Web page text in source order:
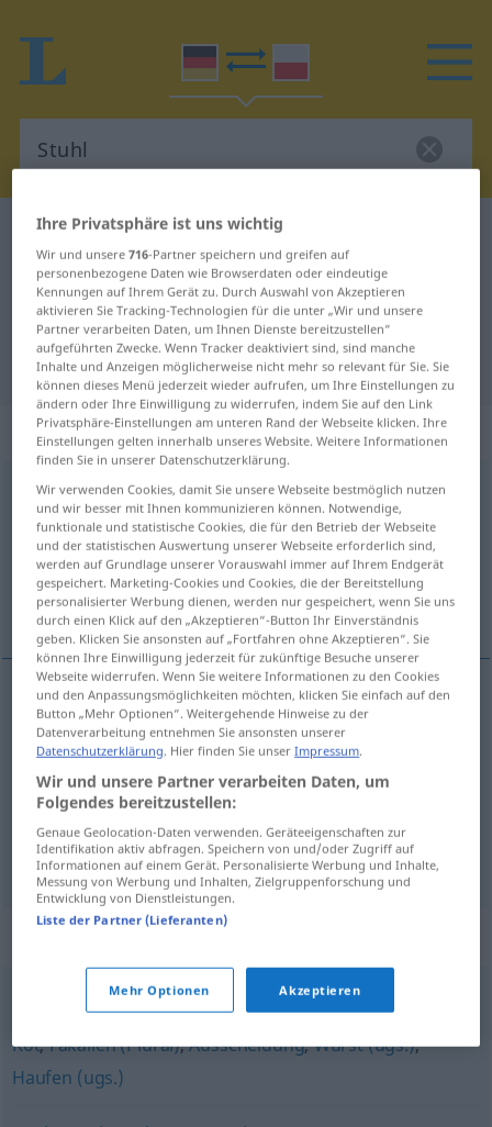
Deutsch-Polnisch Wörterbuch
Deutsch-Polnisch Übersetzung für
"Stuhl"
"Stuhl" Polnisch Übersetzung
„Stuhl“: Maskulinum
Stuhlm <-[e]s;Stühle >
Übersicht aller Übersetzungen
(Für mehr Details die Übersetzung anklicken/antippen)
krzesło, stołek, stolec
krzesło Stuhl
stołek Stuhl FIG
stolec StuhlExkremente
Scheiße (derb),Losung (Jägersprache),Kacke (derb)
Kot,Fäkalien (Plural),Ausscheidung,Wurst (ugs.),
Haufen (ugs.)
Ihre Privatsphäre ist uns wichtig
Wir und unsere716-Partner speichern und greifen auf
personenbezogene Daten wie Browserdaten oder eindeutige
Kennungen auf Ihrem Gerät zu. Durch Auswahl von Akzeptieren
aktivieren Sie Tracking-Technologien für die unter „Wir und unsere
Partner verarbeiten Daten, um Ihnen Dienste bereitzustellen“
aufgeführten Zwecke. Wenn Tracker deaktiviert sind, sind manche
Inhalte und Anzeigen möglicherweise nicht mehr so relevant für Sie. Sie
können dieses Menü jederzeit wieder aufrufen, um Ihre Einstellungen zu
ändern oder Ihre Einwilligung zu widerrufen, indem Sie auf den Link
Privatsphäre-Einstellungen am unteren Rand der Webseite klicken. Ihre
Einstellungen gelten innerhalb unseres Website. Weitere Informationen
finden Sie in unserer Datenschutzerklärung.
Wir verwenden Cookies, damit Sie unsere Webseite bestmöglich nutzen
und wir besser mit Ihnen kommunizieren können. Notwendige,
funktionale und statistische Cookies, die für den Betrieb der Webseite
und der statistischen Auswertung unserer Webseite erforderlich sind,
werden auf Grundlage unserer Vorauswahl immer auf Ihrem Endgerät
gespeichert. Marketing-Cookies und Cookies, die der Bereitstellung
personalisierter Werbung dienen, werden nur gespeichert, wenn Sie uns
durch einen Klick auf den „Akzeptieren“-Button Ihr Einverständnis
geben. Klicken Sie ansonsten auf „Fortfahren ohne Akzeptieren“. Sie
können Ihre Einwilligung jederzeit für zukünftige Besuche unserer
Webseite widerrufen. Wenn Sie weitere Informationen zu den Cookies
und den Anpassungsmöglichkeiten möchten, klicken Sie einfach auf den
Button „Mehr Optionen“. Weitergehende Hinweise zu der
Datenverarbeitung entnehmen Sie ansonsten unserer
Datenschutzerklärung. Hier finden Sie unserImpressum.
Wir und unsere Partner verarbeiten Daten, um
Folgendes bereitzustellen:
Genaue Geolocation-Daten verwenden. Geräteeigenschaften zur
Identifikation aktiv abfragen. Speichern von und/oder Zugriff auf
Informationen auf einem Gerät. Personalisierte Werbung und Inhalte,
Messung von Werbung und Inhalten, Zielgruppenforschung und
Entwicklung von Dienstleistungen.
Liste der Partner (Lieferanten)
Mehr Optionen Akzeptieren